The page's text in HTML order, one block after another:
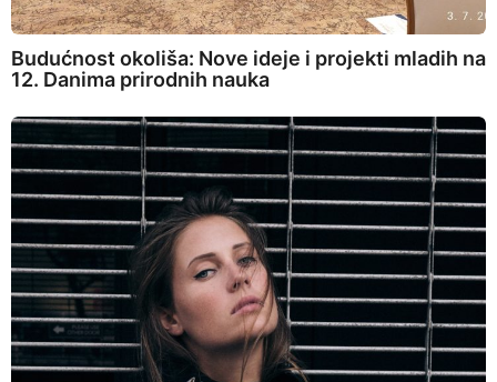
Budućnost okoliša: Nove ideje i projekti mladih na
12. Danima prirodnih nauka